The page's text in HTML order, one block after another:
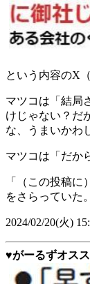
という内容のX
マツコは「結局
けじゃない？だ
な、うまいかわ
マツコは「だか
「（この投稿
をさらっていた。
2024/02/20(火)
♥がーるずオス